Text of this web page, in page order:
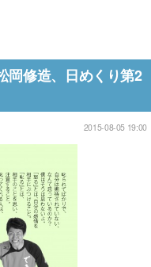
岡修造、日めくり第2
2015-08-05 19:00